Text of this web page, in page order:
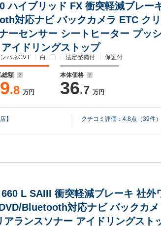
ハイブリッド FX 衝突軽減ブレー
対応ナビ バックカメラ ETC クリ
ーセンサー シートヒーター プッ
イドリングストップ
パネCVT 白 法定整備付 保証付
総額
.8 万円
本体価格
36.7 万円
】 クチコミ評価： 4.8点（39件）
660 L SAIII 衝突軽減ブレーキ 社外
Bluetooth対応ナビ バックカメ
アランスソナー アイドリングスト